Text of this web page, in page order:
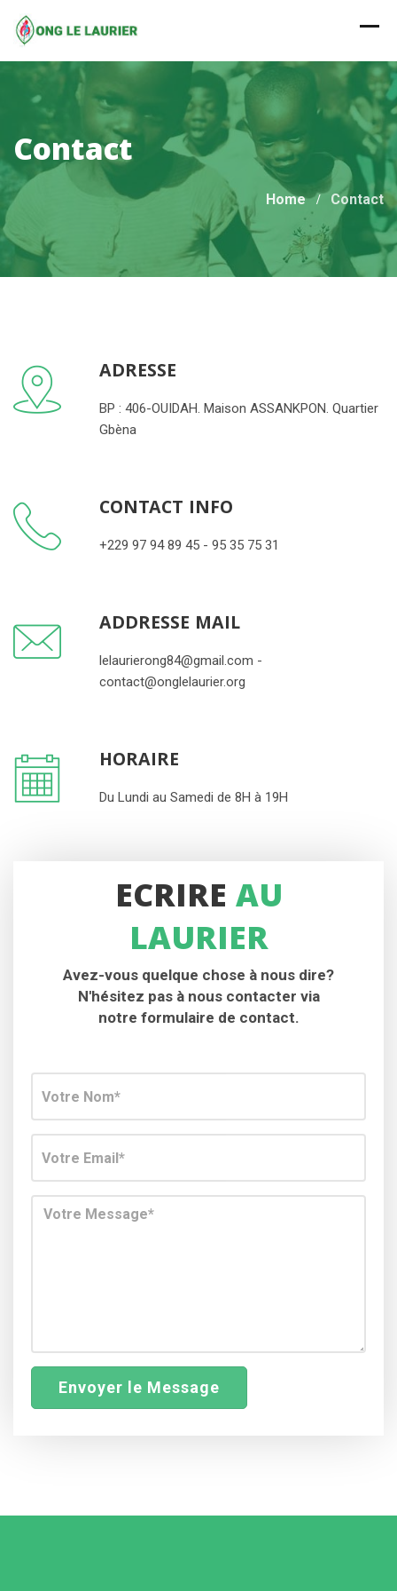
content
Contact
Home Contact
ADRESSE
BP : 406-OUIDAH. Maison ASSANKPON. Quartier
Gbèna
CONTACT INFO
+229 97 94 89 45 - 95 35 75 31
ADDRESSE MAIL
lelaurierong84@gmail.com -
contact@onglelaurier.org
HORAIRE
Du Lundi au Samedi de 8H à 19H
ECRIREAU
LAURIER
Avez-vous quelque chose à nous dire?
N'hésitez pas à nous contacter via
notre formulaire de contact.